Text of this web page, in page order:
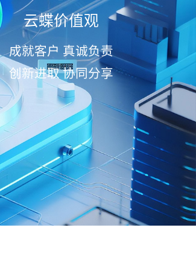
云蝶价值观
成就客户 真诚负责
创新进取 协同分享